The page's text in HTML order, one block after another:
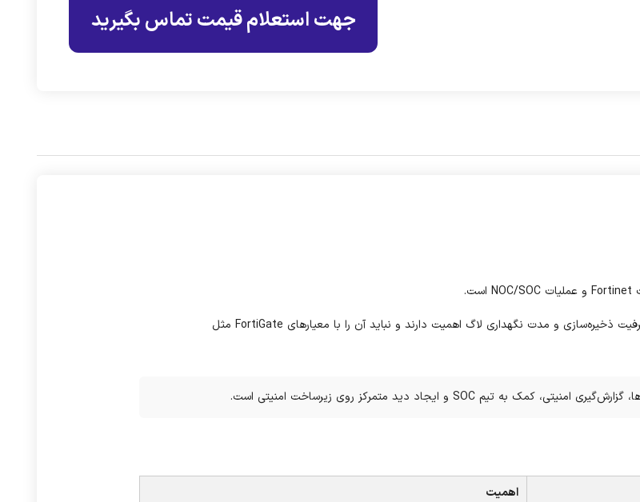
جهت استعلام قیمت تماس بگیرید
Fortinet و عملیات NOC/SOC است.
ذخیره‌سازی و مدت نگهداری لاگ اهمیت دارند و نباید آن را با معیارهای FortiGate مثل
گزارش‌گیری امنیتی، کمک به تیم SOC و ایجاد دید متمرکز روی زیرساخت امنیتی است.
اهمیت